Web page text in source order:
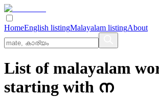
HomeEnglish listingMalayalam listingAbout
List of malayalam
starting with ന